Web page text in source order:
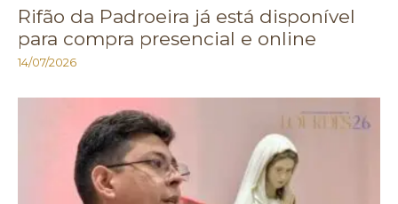
Rifão da Padroeira já está disponível
para compra presencial e online
14/07/2026